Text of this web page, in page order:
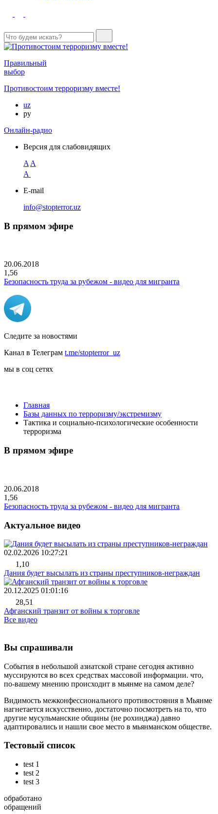
Правильный
выбор
Противостоим терроризму вместе!
uz
ру
Онлайн-радио
Версия для слабовидящих
A A
A
E-mail
info@stopterror.uz
В прямом эфире
20.06.2018
1,56
Безопасность труда за рубежом - видео для мигранта
Следите за новостями
Канал в Телеграм t.me/stopterror_uz
мы в соц сетях
Главная
Базы данных по терроризму/экстремизму
Тактика и социально-психологические особенности
терроризма
В прямом эфире
20.06.2018
1,56
Безопасность труда за рубежом - видео для мигранта
Актуальное видео
02.02.2026 10:27:21
1,10
Дания будет высылать из страны преступников-неграждан
20.12.2025 01:01:16
28,51
Афганский транзит от войны к торговле
Все видео
Вы спрашивали
События в небольшой азиатской стране сегодня активно
муссируются во всех средствах массовой информации. что,
по-вашему мнению происходит в мьянме на самом деле?
Видимость межконфессионального противостояния в Мьянме
нагнетается искусственно, достаточно посмотреть на то, что
другие мусульманские общины (не рохинджа) давно
адаптировались и нашли свое место в мьянманском обществе.
Тестовый список
test 1
test 2
test 3
обработано
обращений